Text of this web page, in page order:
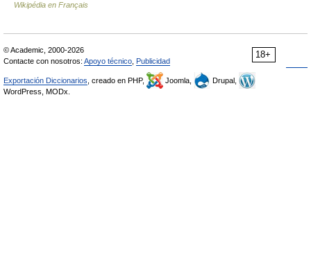
Wikipédia en Français
18+
© Academic, 2000-2026
Contacte con nosotros: Apoyo técnico Publicidad
Exportación Diccionarios , creado en PHP, Joomla,
Drupal,
WordPress, MODx.